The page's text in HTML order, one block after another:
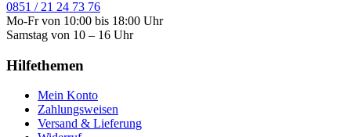
0851 / 21 24 73 76
Mo-Fr von 10:00 bis 18:00 Uhr
Samstag von 10 – 16 Uhr
Hilfethemen
Mein Konto
Zahlungsweisen
Versand & Lieferung